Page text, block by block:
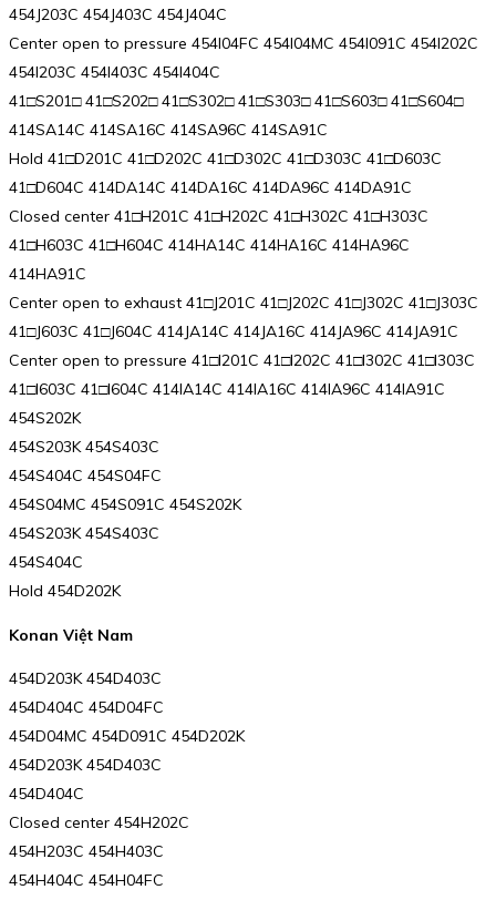
454J203C 454J403C 454J404C
Center open to pressure 454I04FC 454I04MC 454I091C 454I202C
454I203C 454I403C 454I404C
41□S201□ 41□S202□ 41□S302□ 41□S303□ 41□S603□ 41□S604□
414SA14C 414SA16C 414SA96C 414SA91C
Hold 41□D201C 41□D202C 41□D302C 41□D303C 41□D603C
41□D604C 414DA14C 414DA16C 414DA96C 414DA91C
Closed center 41□H201C 41□H202C 41□H302C 41□H303C
41□H603C 41□H604C 414HA14C 414HA16C 414HA96C
414HA91C
Center open to exhaust 41□J201C 41□J202C 41□J302C 41□J303C
41□J603C 41□J604C 414JA14C 414JA16C 414JA96C 414JA91C
Center open to pressure 41□I201C 41□I202C 41□I302C 41□I303C
41□I603C 41□I604C 414IA14C 414IA16C 414IA96C 414IA91C
454S202K
454S203K 454S403C
454S404C 454S04FC
454S04MC 454S091C 454S202K
454S203K 454S403C
454S404C
Hold 454D202K
Konan Việt Nam
454D203K 454D403C
454D404C 454D04FC
454D04MC 454D091C 454D202K
454D203K 454D403C
454D404C
Closed center 454H202C
454H203C 454H403C
454H404C 454H04FC